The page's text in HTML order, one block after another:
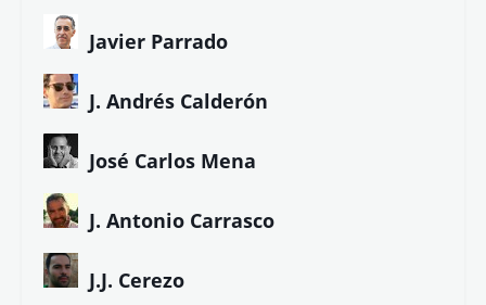
Javier Parrado
J. Andrés Calderón
José Carlos Mena
J. Antonio Carrasco
J.J. Cerezo